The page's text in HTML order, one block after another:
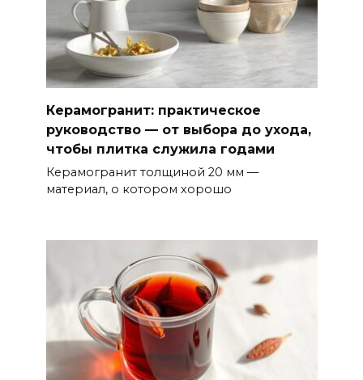
Керамогранит: практическое
руководство — от выбора до ухода,
чтобы плитка служила годами
Керамогранит толщиной 20 мм —
материал, о котором хорошо